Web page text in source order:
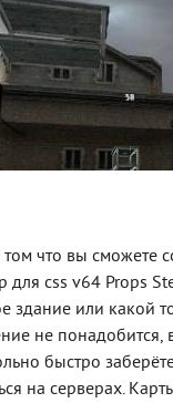
том что вы сможете
для css v64 Props
здание или какой
не понадобится,
быстро
на серверах.